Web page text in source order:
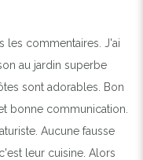
les commentaires. J'ai
au jardin superbe
sont adorables. Bon
bonne communication.
Aucune fausse
leur cuisine. Alors